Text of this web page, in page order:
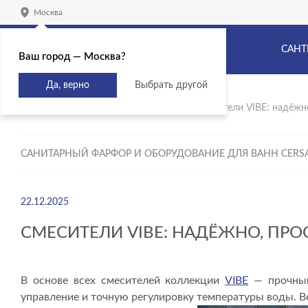
Москва
Смесители VIBE:
САНИТАРНЫЙ ФАРФОР И ОБОРУДОВАНИЕ ДЛЯ ВАНН
22.12.2025
СМЕСИТЕЛИ VIBE: НАДЁЖНО,
В основе всех смесителей коллекцииVIBE —
управление и точную регулировку температуры
Ваш город — Москва?
Да, верно Выбрать другой